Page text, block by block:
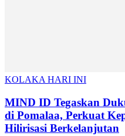
KOLAKA HARI INI
MIND ID Tegaskan
di Pomalaa, Perkuat
Hilirisasi Berkelanjutan